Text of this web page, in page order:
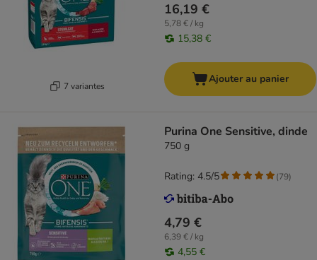
7 variantes
16,19 €
5,78 € / kg
15,38 €
Ajouter au panier
Purina One Sensitive, dinde
750 g
4,79 €
6,39 € / kg
4,55 €
Rating: 4.5/5 (79)